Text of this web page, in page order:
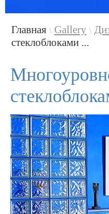
Главная \ Gallery \
стеклоблоками ...